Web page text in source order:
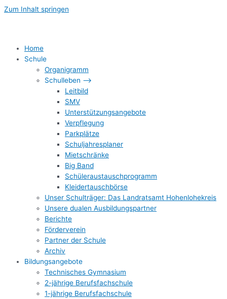
Zum Inhalt springen
Home
Schule
Organigramm
Schulleben –>
Leitbild
SMV
Unterstützungsangebote
Verpflegung
Parkplätze
Schuljahresplaner
Mietschränke
Big Band
Schüleraustauschprogramm
Kleidertauschbörse
Unser Schulträger: Das Landratsamt Hohenlohekreis
Unsere dualen Ausbildungspartner
Berichte
Förderverein
Partner der Schule
Archiv
Bildungsangebote
Technisches Gymnasium
2-jährige Berufsfachschule
1-jährige Berufsfachschule